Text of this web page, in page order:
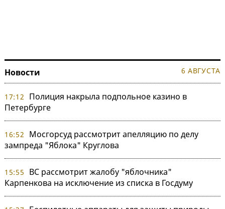
Новости 6 АВГУСТА
17:12
Полиция накрыла подпольное казино в
Петербурге
16:52
Мосгорсуд рассмотрит апелляцию по делу
зампреда "Яблока" Круглова
15:55
ВС рассмотрит жалобу "яблочника"
Карпенкова на исключение из списка в Госдуму